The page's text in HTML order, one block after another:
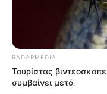
RADARMEDIA
Τουρίστας
συμβαίνει μετά